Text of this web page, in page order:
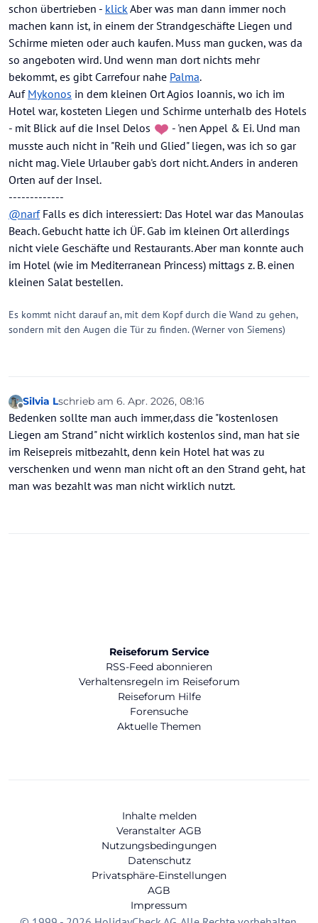
schon übertrieben - klickAber was man dann immer noch
machen kann ist, in einem der Strandgeschäfte Liegen und
Schirme mieten oder auch kaufen. Muss man gucken, was da
so angeboten wird. Und wenn man dort nichts mehr
bekommt, es gibt Carrefour nahe Palma.
Auf Mykonos in dem kleinen Ort Agios Ioannis, wo ich im
Hotel war, kosteten Liegen und Schirme unterhalb des Hotels
- mit Blick auf die Insel Delos
- 'nen Appel & Ei. Und man
musste auch nicht in "Reih und Glied" liegen, was ich so gar
nicht mag. Viele Urlauber gab's dort nicht. Anders in anderen
Orten auf der Insel.
-------------
@narfFalls es dich interessiert: Das Hotel war das Manoulas
Beach. Gebucht hatte ich ÜF. Gab im kleinen Ort allerdings
nicht viele Geschäfte und Restaurants. Aber man konnte auch
im Hotel (wie im Mediterranean Princess) mittags z. B. einen
kleinen Salat bestellen.
Es kommt nicht darauf an, mit dem Kopf durch die Wand zu gehen,
sondern mit den Augen die Tür zu finden. (Werner von Siemens)
Offline
Silvia Lschrieb am 6. Apr. 2026, 08:16
zuletzt editiert von
Bedenken sollte man auch immer,dass die "kostenlosen
Liegen am Strand" nicht wirklich kostenlos sind, man hat sie
im Reisepreis mitbezahlt, denn kein Hotel hat was zu
verschenken und wenn man nicht oft an den Strand geht, hat
man was bezahlt was man nicht wirklich nutzt.
Reiseforum Service
RSS-Feed abonnieren
Verhaltensregeln im Reiseforum
Reiseforum Hilfe
Forensuche
Aktuelle Themen
Inhalte melden
Veranstalter AGB
Nutzungsbedingungen
Datenschutz
Privatsphäre-Einstellungen
AGB
Impressum